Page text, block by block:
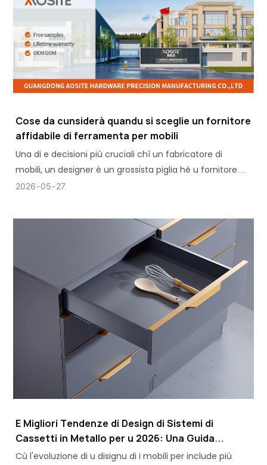
Cose da cunsiderà quandu si sceglie un fornitore
affidabile di ferramenta per mobili
Una di e decisioni più cruciali chì un fabricatore di
mobili, un designer è un grossista piglia hè u fornitore
ghjustu di ferramenta per mobili.
2026 05 27
E Migliori Tendenze di Design di Sistemi di
Cassetti in Metallo per u 2026: Una Guida
Completa per l'Acquirenti
Cù l'evoluzione di u disignu di i mobili per include più